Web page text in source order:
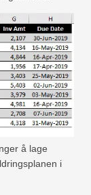
å lage
i